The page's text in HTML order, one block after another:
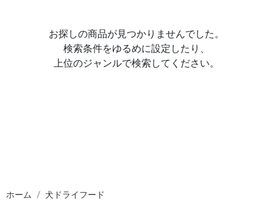
お探しの商品が見つかりませんでした。
検索条件をゆるめに設定したり、
上位のジャンルで検索してください。
ホーム 犬ドライフード